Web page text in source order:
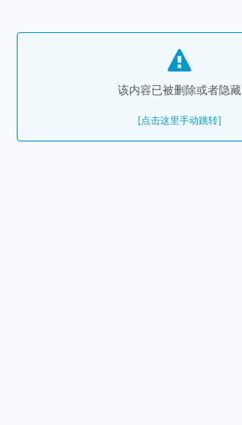
该内容已被删除或者隐藏
[点击这里手动跳转]